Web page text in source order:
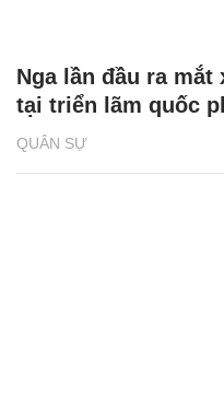
QUÂN SỰ
Nga lần đầu ra
tại triển lãm quốc